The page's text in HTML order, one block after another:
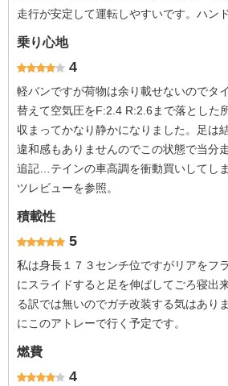
走行が安定して運転しやすいです。ハン
乗り心地
4
軽バンですが荷物は余り載せないのでタ
替えて空気圧をF:2.4 R:2.6まで落とした
収まってかなり静かになりました。足は
違和感もありませんのでこの状態で当分走
追記…テインの車高調を衝動買いしてし
ツレビューを参照。
積載性
5
私は身長１７３センチ位ですがリアをフ
にスライドすると足を伸ばしてごろ寝出
る訳では無いのでガチ改装する気はあり
にこのアトレーで行く予定です。
燃費
4